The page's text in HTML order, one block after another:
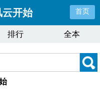
云开始 首页
排行 全本